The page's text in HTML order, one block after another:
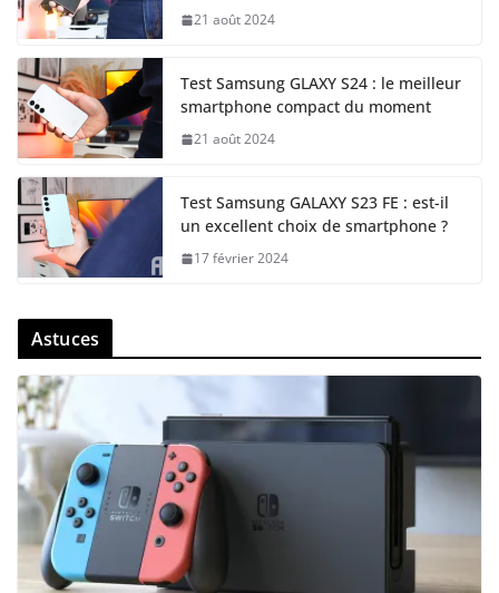
21 août 2024
Test Samsung GLAXY S24 : le meilleur
smartphone compact du moment
21 août 2024
Test Samsung GALAXY S23 FE : est-il
un excellent choix de smartphone ?
17 février 2024
Astuces